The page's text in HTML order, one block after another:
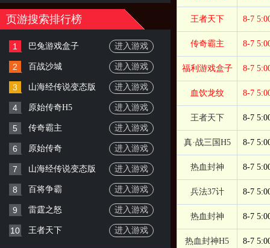
页游搜索排行榜
1 巴兔游戏盒子 进入游戏
2 百战沙城 进入游戏
3 山海经传说变态版 进入游戏
4 原始传奇H5 进入游戏
5 传奇霸主 进入游戏
6 原始传奇 进入游戏
7 山海经传说变态版 进入游戏
8 百将争霸 进入游戏
9 雷霆之怒 进入游戏
10 王者天下 进入游戏
王者天下 8-7
传奇霸主 8-7
福利游戏盒子 8-7
血饮龙纹 8-7
王者天下 8-7
真·战三国H5 8-7
热血封神 8-7
兵法37计 8-7
热血封神 8-7
热血封神H5 8-7